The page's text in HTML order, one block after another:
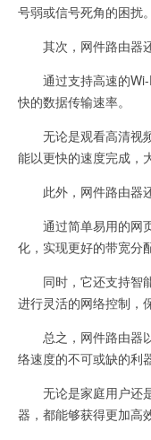
号弱或信号死角的困扰。
其次，网件路由器还
通过支持高速的Wi-
快的数据传输速率。
无论是观看高清视频
能以更快的速度完成，
此外，网件路由器还
通过简单易用的网页
化，实现更好的带宽分
同时，它还支持智能
进行灵活的网络控制，
总之，网件路由器以
络速度的不可或缺的利
无论是家庭用户还是
器，都能够获得更加高